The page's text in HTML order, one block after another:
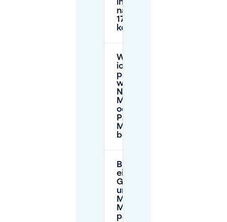
in Marlot
nach
17:00 Uhr
kostenlos?
Wo kann
ich
parken,
wenn ich
Nieuw
Marlot
oder
Park
Marlot
besuche?
Brauche ich
eine
Genehmigung,
um in
Mariahoeve
Marlot (T21) zu
parken?